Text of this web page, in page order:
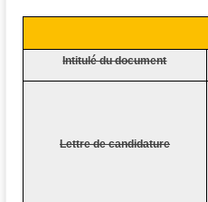
Intitulé du document
Lettre de candidature